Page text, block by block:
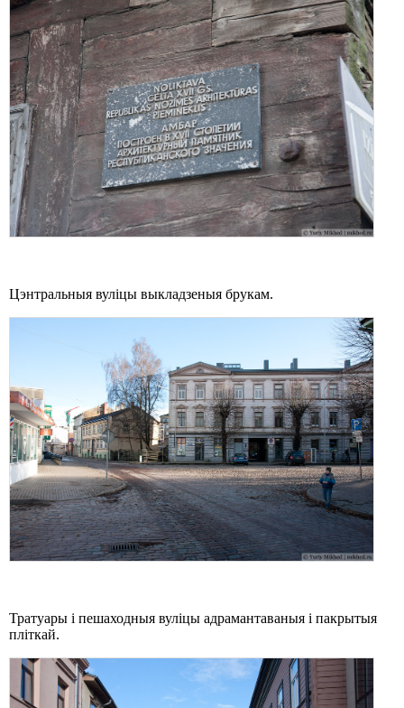
Цэнтральныя вуліцы выкладзеныя брукам.
Тратуары і пешаходныя вуліцы адрамантаваныя і пакрытыя
пліткай.